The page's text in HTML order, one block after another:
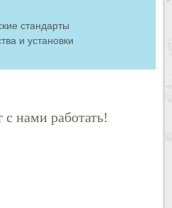
стандарты
и установки
нами работать!